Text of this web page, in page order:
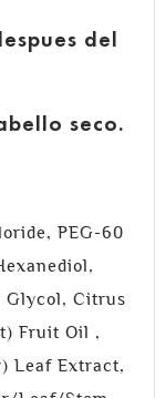
del
seco.
PEG-60
Glycol, Citrus
Fruit Oil ,
Leaf Extract,